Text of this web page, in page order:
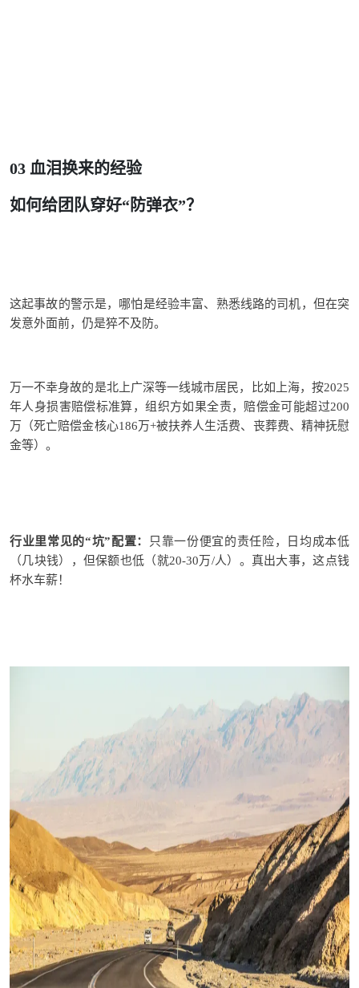
03 血泪换来的经验
如何给团队穿好“防弹衣”？
这起事故的警示是，哪怕是经验丰富、熟悉线路的司机，但在突
发意外面前，仍是猝不及防。
万一不幸身故的是北上广深等一线城市居民，比如上海，按2025
年人身损害赔偿标准算，组织方如果全责，赔偿金可能超过200
万 （死亡赔偿金核心186万+被扶养人生活费、 丧葬费、精神抚慰
金等）。
行业里常见的“坑”配置： 只靠一份便宜的责任险， 日均成本低
（几块钱），但保额也低（就20-30万/人）。真出大事，这点钱
杯水车薪！